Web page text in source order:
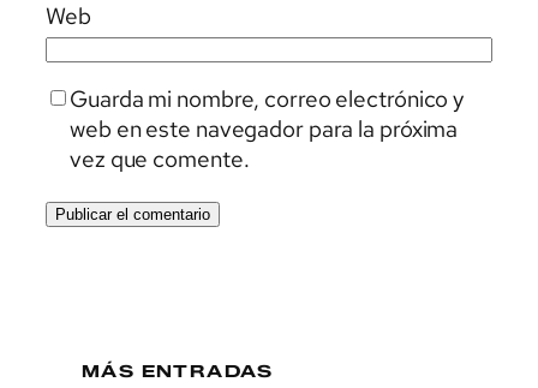
Web
Guarda mi nombre, correo electrónico y
web en este navegador para la próxima
vez que comente.
MÁS ENTRADAS